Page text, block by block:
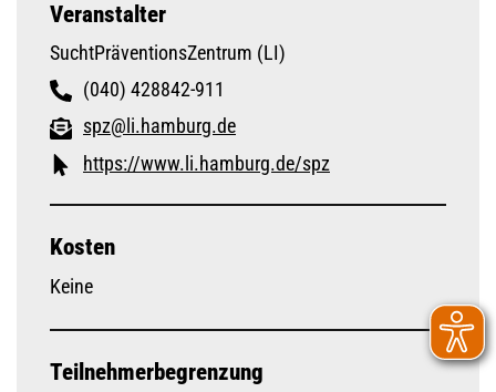
Veranstalter
SuchtPräventionsZentrum (LI)
(040) 428842-911
spz@li.hamburg.de
https://www.li.hamburg.de/spz
Kosten
Keine
Teilnehmerbegrenzung